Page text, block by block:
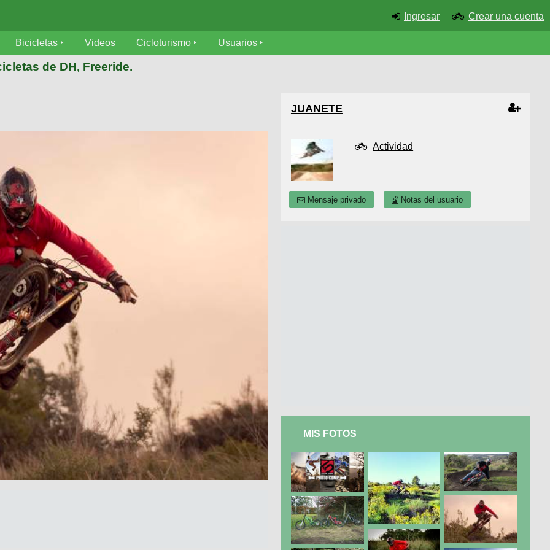
Ingresar Crear una cuenta
Bicicletas Videos Cicloturismo Usuarios
de DH, Freeride.
JUANETE
Actividad
Mensaje privado Notas del usuario
MIS FOTOS